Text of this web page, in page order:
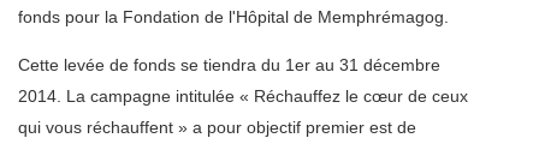
fonds pour la Fondation de l'Hôpital de Memphrémagog.
Cette levée de fonds se tiendra du 1er au 31 décembre
2014. La campagne intitulée « Réchauffez le cœur de ceux
qui vous réchauffent » a pour objectif premier est de